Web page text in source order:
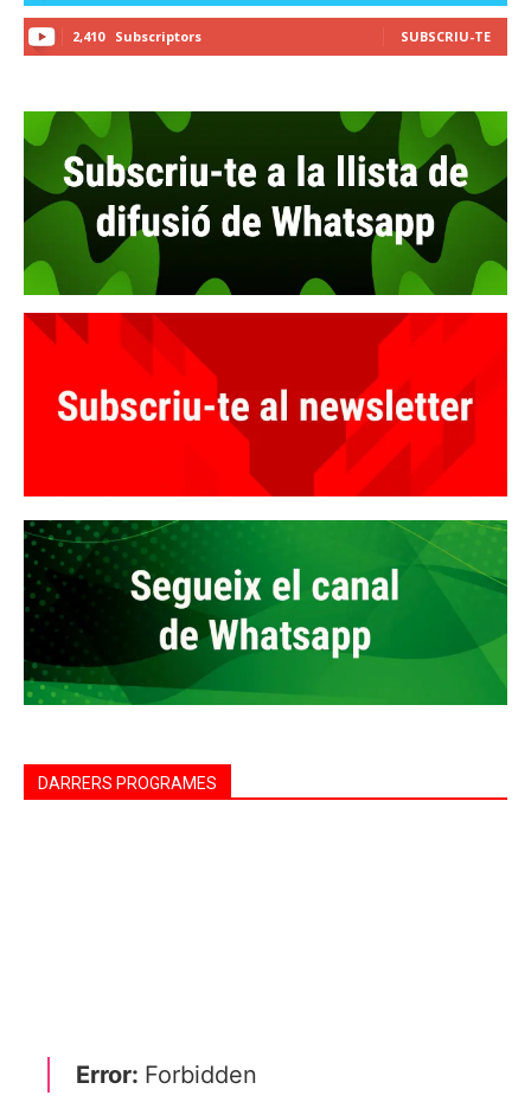
2,410 Subscriptors SUBSCRIU-TE
DARRERS PROGRAMES